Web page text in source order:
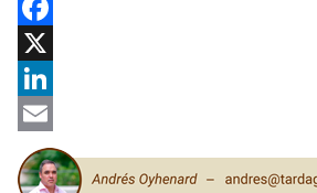
Facebook
X
LinkedIn
Email